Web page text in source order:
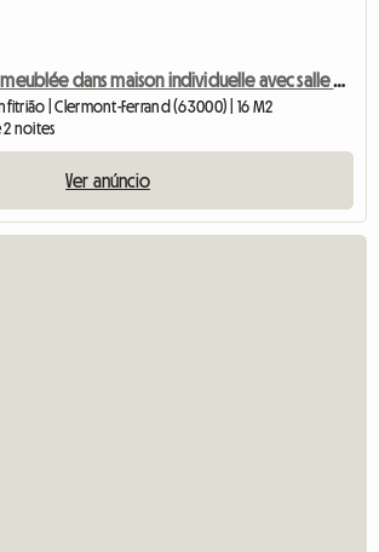
Chambre meublée dans maison individuelle avec salle de bain
| Clermont-Ferrand (63000) | 16 M2
2 noites
Ver anúncio